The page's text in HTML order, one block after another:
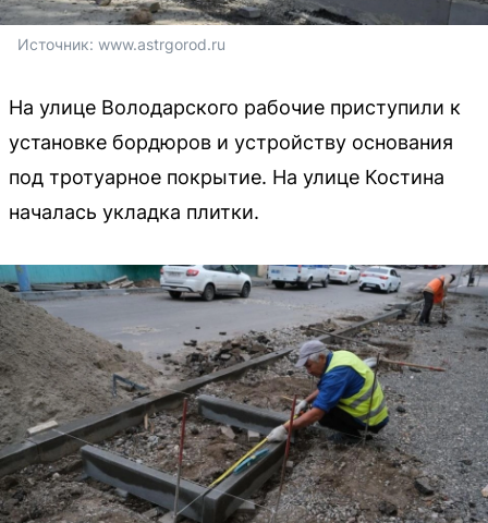
Источник: www.astrgorod.ru
На улице Володарского рабочие приступили к
установке бордюров и устройству основания
под тротуарное покрытие. На улице Костина
началась укладка плитки.